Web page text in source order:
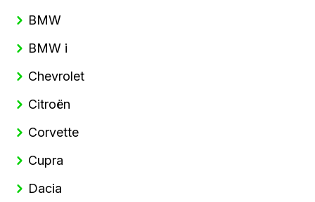
BMW
BMW i
Chevrolet
Citroën
Corvette
Cupra
Dacia